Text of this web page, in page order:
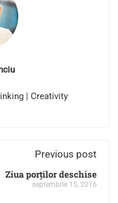
| Creativity
Previous post
Ziua porților deschise
septembrie 15, 2016